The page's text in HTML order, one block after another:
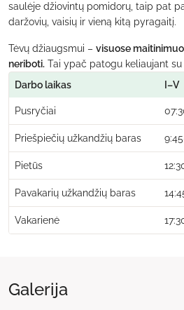
saulėje džiovintų pomidorų, taip pat
daržovių, vaisių ir vieną kitą pyragaitį.
Tėvų džiaugsmui – visuose
neriboti. Tai ypač patogu keliaujant su
Darbo laikas
I–V
Pusryčiai
Priešpiečių užkandžių baras
Pietūs
Pavakarių užkandžių baras
Vakarienė
Galerija